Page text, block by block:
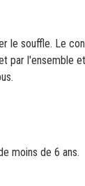
le souffle. Le
par l'ensemble
moins de 6 ans.